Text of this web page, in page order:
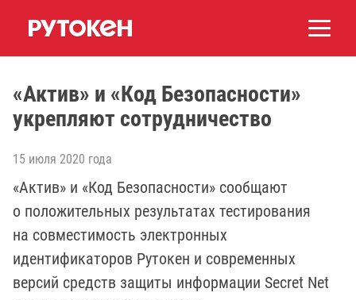
«Актив» и «Код Безопасности»
укрепляют сотрудничество
15 июля 2020 года
«Актив» и «Код Безопасности» сообщают
о положительных результатах тестирования
на совместимость электронных
идентификаторов Рутокен и современных
версий средств защиты информации Secret Net